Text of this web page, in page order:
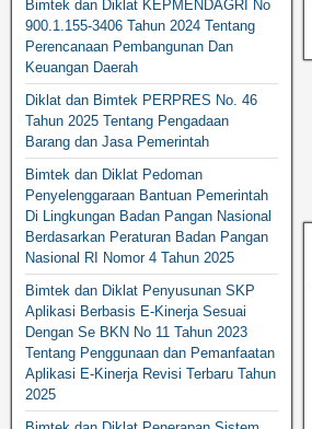
Bimtek dan Diklat KEPMENDAGRI No
900.1.155-3406 Tahun 2024 Tentang
Perencanaan Pembangunan Dan
Keuangan Daerah
Diklat dan Bimtek PERPRES No. 46
Tahun 2025 Tentang Pengadaan
Barang dan Jasa Pemerintah
Bimtek dan Diklat Pedoman
Penyelenggaraan Bantuan Pemerintah
Di Lingkungan Badan Pangan Nasional
Berdasarkan Peraturan Badan Pangan
Nasional RI Nomor 4 Tahun 2025
Bimtek dan Diklat Penyusunan SKP
Aplikasi Berbasis E-Kinerja Sesuai
Dengan Se BKN No 11 Tahun 2023
Tentang Penggunaan dan Pemanfaatan
Aplikasi E-Kinerja Revisi Terbaru Tahun
2025